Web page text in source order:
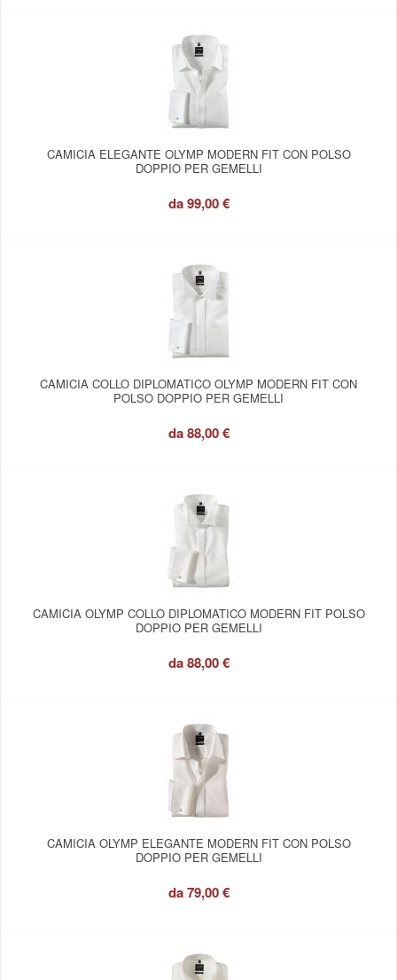
CAMICIA ELEGANTE OLYMP MODERN FIT CON POLSO
DOPPIO PER GEMELLI
da99,00 €
CAMICIA COLLO DIPLOMATICO OLYMP MODERN FIT CON
POLSO DOPPIO PER GEMELLI
da88,00 €
CAMICIA OLYMP COLLO DIPLOMATICO MODERN FIT POLSO
DOPPIO PER GEMELLI
da88,00 €
CAMICIA OLYMP ELEGANTE MODERN FIT CON POLSO
DOPPIO PER GEMELLI
da79,00 €